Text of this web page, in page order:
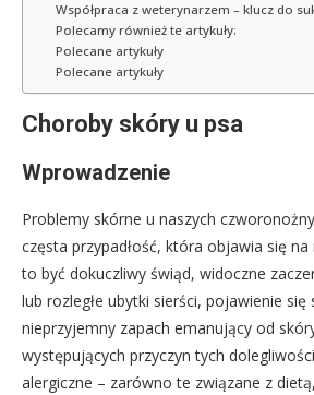
Współpraca z weterynarzem – klucz do
Polecamy również te artykuły:
Polecane artykuły
Polecane artykuły
Choroby skóry u psa
Wprowadzenie
Problemy skórne u naszych
częsta przypadłość, która objawia się
to być dokuczliwy świąd, widoczne
lub rozległe ubytki sierści, pojawienie
nieprzyjemny zapach emanujący od
występujących przyczyn tych
alergiczne – zarówno te związane z